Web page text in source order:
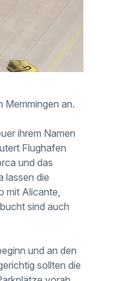
Memmingen an.
ihrem Namen
Flughafen
und das
lassen die
mit Alicante,
sind auch
und an den
sollten die